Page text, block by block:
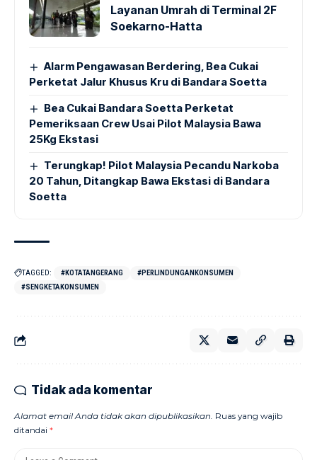
Layanan Umrah di Terminal 2F
Soekarno-Hatta
Alarm Pengawasan Berdering, Bea Cukai
Perketat Jalur Khusus Kru di Bandara Soetta
Bea Cukai Bandara Soetta Perketat
Pemeriksaan Crew Usai Pilot Malaysia Bawa
25Kg Ekstasi
Terungkap! Pilot Malaysia Pecandu Narkoba
20 Tahun, Ditangkap Bawa Ekstasi di Bandara
Soetta
TAGGED: #KOTATANGERANG
#PERLINDUNGANKONSUMEN
#SENGKETAKONSUMEN
Tidak ada komentar
Alamat email Anda tidak akan dipublikasikan. Ruas yang wajib
ditandai *